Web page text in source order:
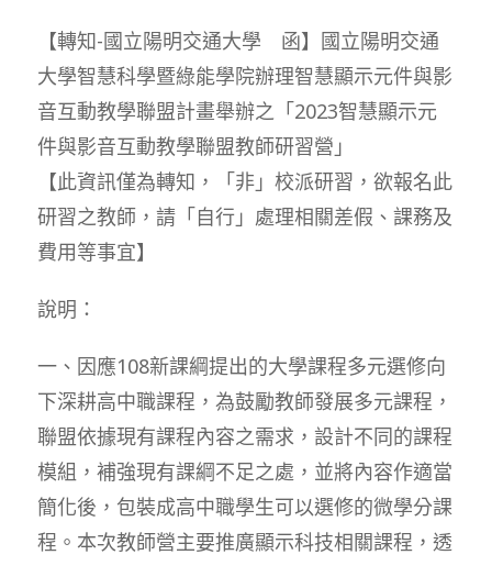
【轉知-國立陽明交通大學 函】國立陽明交通
大學智慧科學暨綠能學院辦理智慧顯示元件與影
音互動教學聯盟計畫舉辦之「2023智慧顯示元
件與影音互動教學聯盟教師研習營」
【此資訊僅為轉知，「非」校派研習，欲報名此
研習之教師，請「自行」處理相關差假、課務及
費用等事宜】
說明：
一、因應108新課綱提出的大學課程多元選修向
下深耕高中職課程，為鼓勵教師發展多元課程，
聯盟依據現有課程內容之需求，設計不同的課程
模組，補強現有課綱不足之處，並將內容作適當
簡化後，包裝成高中職學生可以選修的微學分課
程。本次教師營主要推廣顯示科技相關課程，透